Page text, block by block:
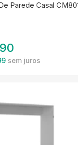
Parede Casal